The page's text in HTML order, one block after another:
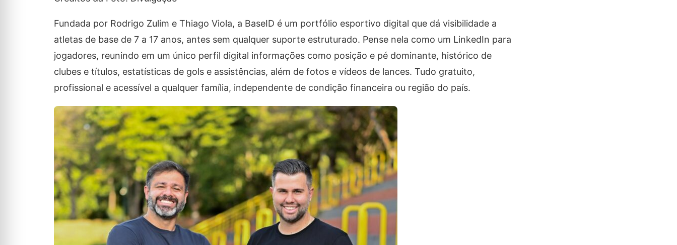
Fundada por Rodrigo Zulim e Thiago Viola, a BaseID é um portfólio esportivo digital que dá visibilidade a
atletas de base de 7 a 17 anos, antes sem qualquer suporte estruturado. Pense nela como um LinkedIn para
jogadores, reunindo em um único perfil digital informações como posição e pé dominante, histórico de
clubes e títulos, estatísticas de gols e assistências, além de fotos e vídeos de lances. Tudo gratuito,
profissional e acessível a qualquer família, independente de condição financeira ou região do país.